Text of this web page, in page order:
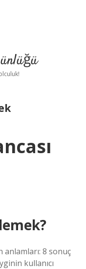
8 sonuç
kullanıcı